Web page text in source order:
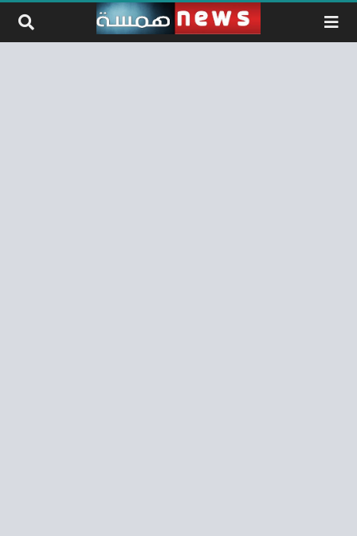
التخطي إلى المحتوى